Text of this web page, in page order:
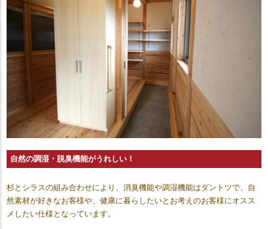
自然の調湿・脱臭機能がうれしい！
杉とシラスの組み合わせにより、消臭機能や調湿機能はダントツで、自
然素材が好きなお客様や、健康に暮らしたいとお考えのお客様にオスス
メしたい仕様となっています。